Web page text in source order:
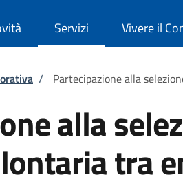
Servizi Vivere il
/ Partecipazione alla
alla
tra